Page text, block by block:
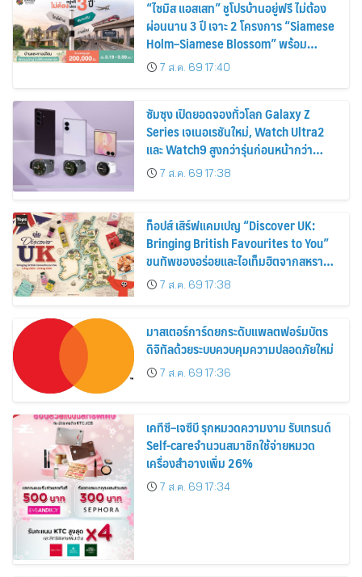
“ไซมิส แอสเสท” ชูโปรบ้านอยู่ฟรี ไม่ต้อง
ผ่อนนาน 3 ปี เจาะ 2 โครงการ “Siamese
Holm–Siamese Blossom” พร้อม
ส่วนลดและสิทธิพิเศษถึง 31 สิงหาคม
2569
7 ส.ค. 69 17:40
ซัมซุง เปิดยอดจองทั่วโลก Galaxy Z
Series เจเนอเรชันใหม่, Watch Ultra2
และ Watch9 สูงกว่ารุ่นก่อนหน้ากว่า
30%7 ส.ค. 69 17:38
ท็อปส์ เสิร์ฟแคมเปญ “Discover UK:
Bringing British Favourites to You”
ขนทัพของอร่อยและไอเท็มฮิตจากสหราช
อาณาจักร ส่งตรงถึงมือตั้งแต่วันนี้ – 18
สิงหาคมนี้
7 ส.ค. 69 17:38
มาสเตอร์การ์ดยกระดับแพลตฟอร์มบัตร
ดิจิทัลด้วยระบบควบคุมความปลอดภัยใหม่
7 ส.ค. 69 17:36
เคทีซี–เจซีบี รุกหมวดความงาม รับเทรนด์
Self-careจำนวนสมาชิกใช้จ่ายหมวด
เครื่องสำอางเพิ่ม 26%
7 ส.ค. 69 17:34